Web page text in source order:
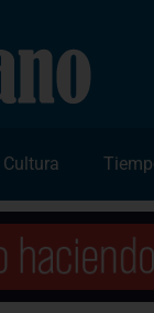
Cultura